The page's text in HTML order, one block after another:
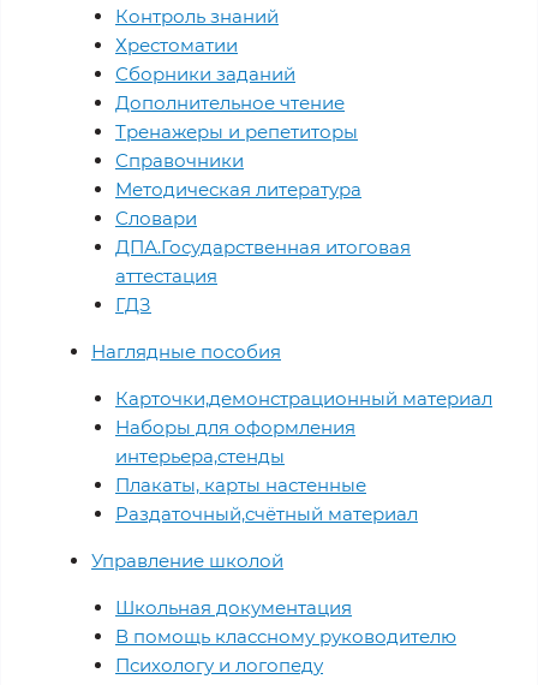
Контроль знаний
Хрестоматии
Сборники заданий
Дополнительное чтение
Тренажеры и репетиторы
Справочники
Методическая литература
Словари
ДПА.Государственная итоговая
аттестация
ГДЗ
Наглядные пособия
Карточки,демонстрационный материал
Наборы для оформления
интерьера,стенды
Плакаты, карты настенные
Раздаточный,счётный материал
Управление школой
Школьная документация
В помощь классному руководителю
Психологу и логопеду